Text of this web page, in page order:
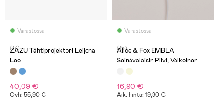
Varastossa
(17)
ZAZU Tähtiprojektori Leijona
Leo
40,09 €
Ovh: 55,90 €
Varastossa
(15)
Alice & Fox EMBLA
Seinävalaisin Pilvi, Valkoinen
16,90 €
Aik. hinta: 19,90 €